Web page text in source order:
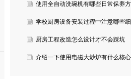
有哪些？
使用全自动洗碗机有哪些日常保养方
法？
学校厨房设备安装过程中注意哪些细
节？
厨房工程改造怎么设计才不会踩坑
呢？
介绍一下使用电磁大炒炉有什么核心